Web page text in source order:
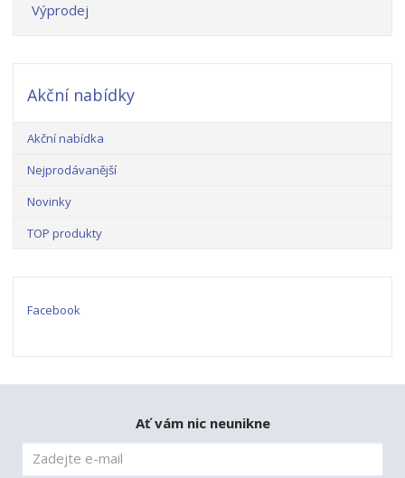
Výprodej
Akční nabídky
Akční nabídka
Nejprodávanější
Novinky
TOP produkty
Facebook
Ať vám nic neunikne